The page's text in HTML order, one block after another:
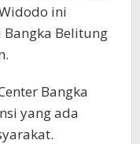
ini
Belitung
Bangka
yang ada